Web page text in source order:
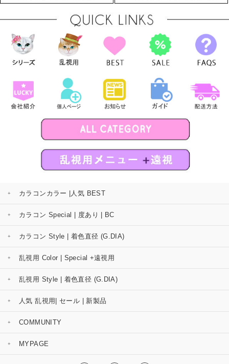
カラコンカラー |人気 BEST
カラコン Special | 度あり | BC
カラコン Style | 着色直径 (G.DIA)
乱視用 Color | Special +遠視用
乱視用 Style | 着色直径 (G.DIA)
人気 乱視用| セール | 新製品
COMMUNITY
MYPAGE